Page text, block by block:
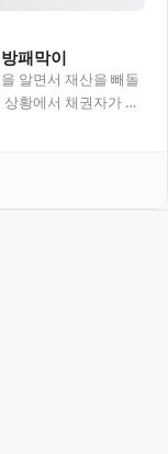
패막이
알면서 재산을 빼돌
황에서 채권자가 채